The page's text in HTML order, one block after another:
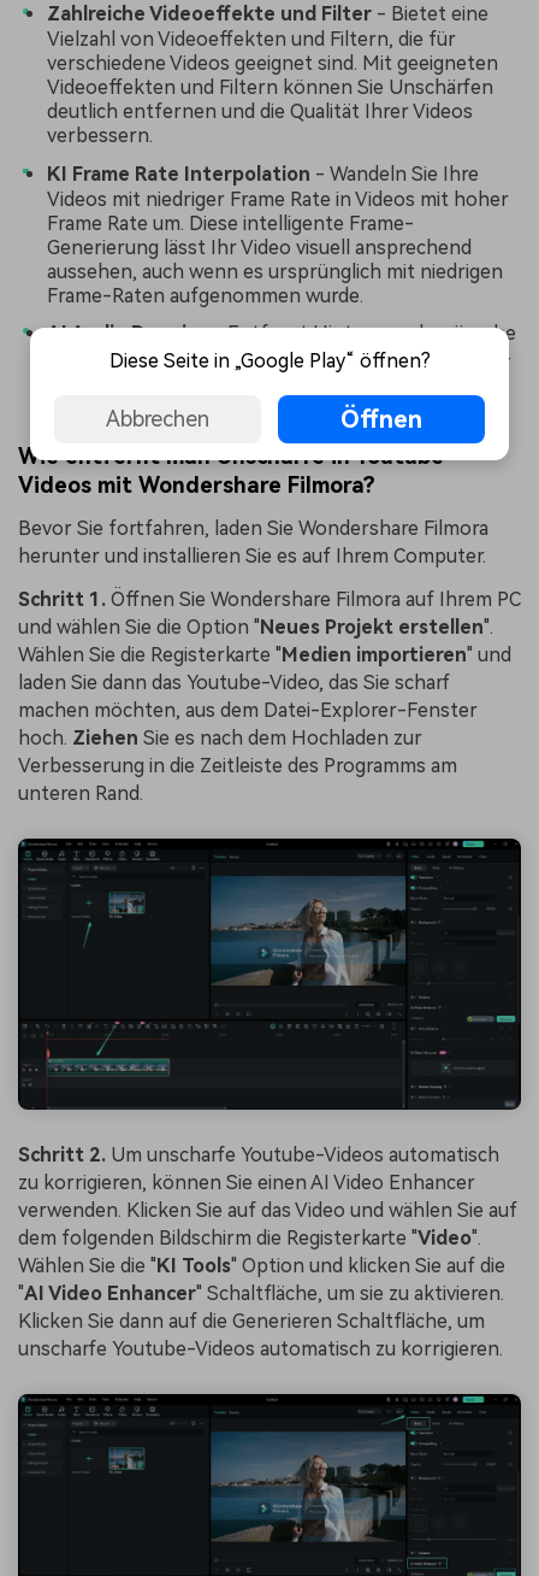
Zahlreiche Videoeffekte und Filter - Bietet eine
Vielzahl von Videoeffekten und Filtern, die für
verschiedene Videos geeignet sind. Mit geeigneten
Videoeffekten und Filtern können Sie Unschärfen
deutlich entfernen und die Qualität Ihrer Videos
verbessern.
KI Frame Rate Interpolation - Wandeln Sie Ihre
Videos mit niedriger Frame Rate in Videos mit hoher
Frame Rate um. Diese intelligente Frame-
Generierung lässt Ihr Video visuell ansprechend
aussehen, auch wenn es ursprünglich mit niedrigen
Frame-Raten aufgenommen wurde.
AI Audio Denoise- Entfernt Hintergrundgeräusche
in Ihren Videos und sorgt so für eine bessere Audio-
Wie entfernt man Unschärfe in Youtube-
Videos mit Wondershare Filmora?
Bevor Sie fortfahren, laden Sie Wondershare Filmora
herunter und installieren Sie es auf Ihrem Computer.
Schritt 1. Öffnen Sie Wondershare Filmora auf Ihrem PC
und wählen Sie die Option "Neues Projekt erstellen".
Wählen Sie die Registerkarte "Medien importieren" und
laden Sie dann das Youtube-Video, das Sie scharf
machen möchten, aus dem Datei-Explorer-Fenster
hoch. Ziehen Sie es nach dem Hochladen zur
Verbesserung in die Zeitleiste des Programms am
unteren Rand.
Schritt 2. Um unscharfe Youtube-Videos automatisch
zu korrigieren, können Sie einen AI Video Enhancer
verwenden. Klicken Sie auf das Video und wählen Sie auf
dem folgenden Bildschirm die Registerkarte "Video".
Wählen Sie die "KI Tools" Option und klicken Sie auf die
"AI Video Enhancer" Schaltfläche, um sie zu aktivieren.
Klicken Sie dann auf die Generieren Schaltfläche, um
unscharfe Youtube-Videos automatisch zu korrigieren.
Diese Seite in „Google Play“ öffnen?
Abbrechen Öffnen